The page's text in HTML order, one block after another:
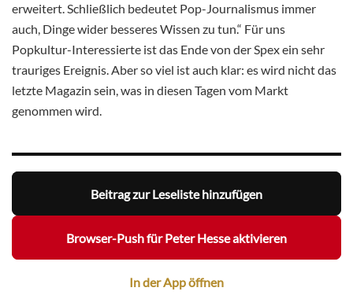
erweitert. Schließlich bedeutet Pop-Journalismus immer
auch, Dinge wider besseres Wissen zu tun.“ Für uns
Popkultur-Interessierte ist das Ende von der Spex ein sehr
trauriges Ereignis. Aber so viel ist auch klar: es wird nicht das
letzte Magazin sein, was in diesen Tagen vom Markt
genommen wird.
Beitrag zur Leseliste hinzufügen
Browser-Push für Peter Hesse aktivieren
In der App öffnen